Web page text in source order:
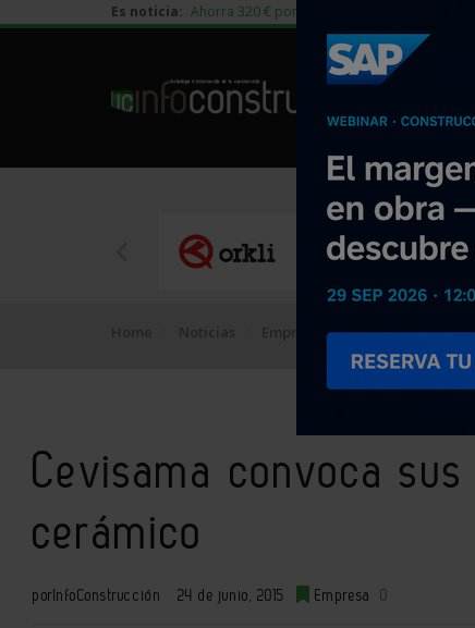
Es noticia: Ahorra 320 € por vivienda en edificación
Cevisama
Cevisama convoca
cerámico
porInfoConstrucción 24 de junio, 2015 Empresa 0